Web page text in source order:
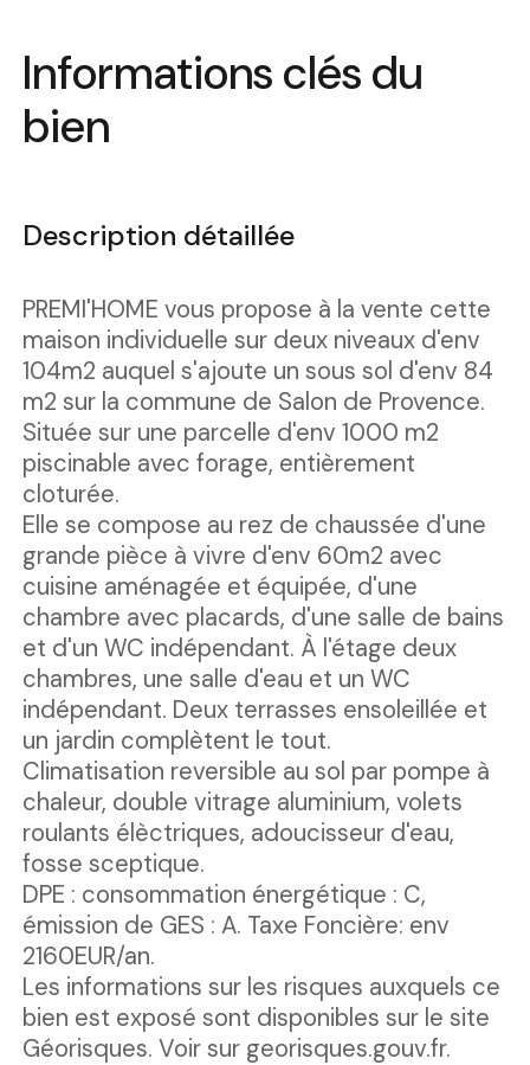
Informations clés du
bien
Description détaillée
PREMI'HOME vous propose à la vente cette
maison individuelle sur deux niveaux d'env
104m2 auquel s'ajoute un sous sol d'env 84
m2 sur la commune de Salon de Provence.
Située sur une parcelle d'env 1000 m2
piscinable avec forage, entièrement
cloturée.
Elle se compose au rez de chaussée d'une
grande pièce à vivre d'env 60m2 avec
cuisine aménagée et équipée, d'une
chambre avec placards, d'une salle de bains
et d'un WC indépendant. À l'étage deux
chambres, une salle d'eau et un WC
indépendant. Deux terrasses ensoleillée et
un jardin complètent le tout.
Climatisation reversible au sol par pompe à
chaleur, double vitrage aluminium, volets
roulants élèctriques, adoucisseur d'eau,
fosse sceptique.
DPE : consommation énergétique : C,
émission de GES : A. Taxe Foncière: env
2160EUR/an.
Les informations sur les risques auxquels ce
bien est exposé sont disponibles sur le site
Géorisques. Voir sur georisques.gouv.fr.